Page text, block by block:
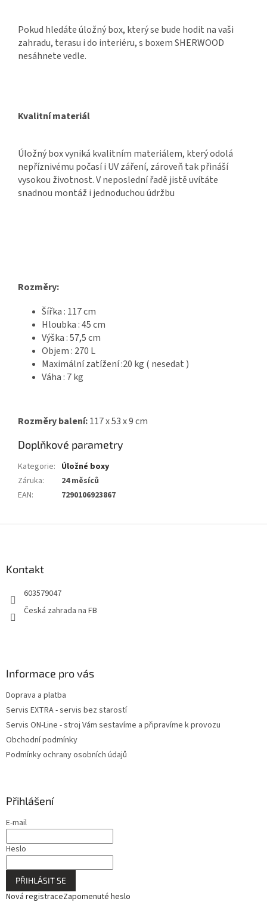
Pokud hledáte úložný box, který se bude hodit na vaši
zahradu, terasu i do interiéru, s boxem SHERWOOD
nesáhnete vedle.
Kvalitní materiál
Úložný box vyniká kvalitním materiálem, který odolá
nepříznivému počasí i UV záření, zároveň tak přináší
vysokou životnost. V neposlední řadě jistě uvítáte
snadnou montáž i jednoduchou údržbu
Rozměry:
Šířka : 117 cm
Hloubka : 45 cm
Výška : 57,5 cm
Objem : 270 L
Maximální zatížení :20 kg ( nesedat )
Váha : 7 kg
Rozměry balení:117 x 53 x 9 cm
Doplňkové parametry
Kategorie: Úložné boxy
Záruka:
24 měsíců
EAN: 7290106923867
Kontakt
603579047
Česká zahrada na FB
Informace pro vás
Doprava a platba
Servis EXTRA - servis bez starostí
Servis ON-Line - stroj Vám sestavíme a připravíme k provozu
Obchodní podmínky
Podmínky ochrany osobních údajů
Přihlášení
E-mail
Heslo
PŘIHLÁSIT SE
Nová registraceZapomenuté heslo